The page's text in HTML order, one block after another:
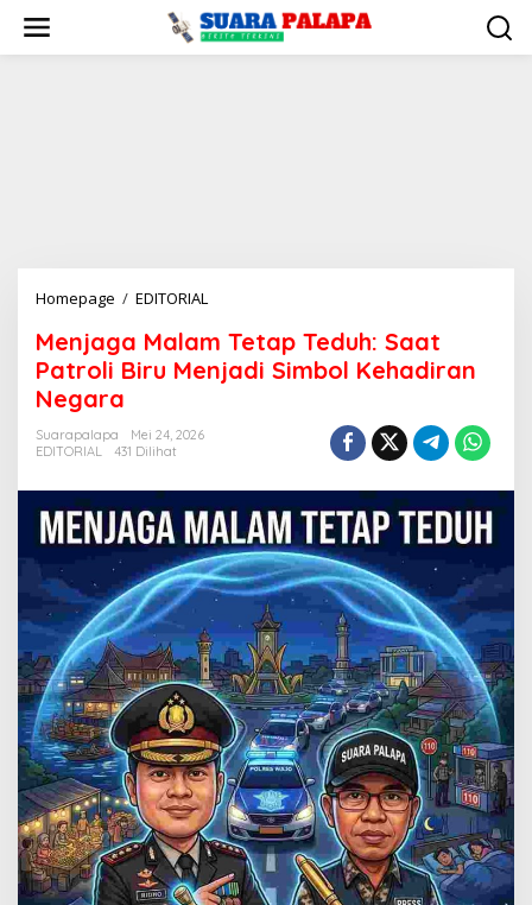
konten
Homepage / EDITORIAL
Tetap
Teduh:
Simbol
Kehadiran
Negara
Menjaga Malam Tetap Teduh: Saat
Patroli Biru Menjadi Simbol Kehadiran
Negara
Suarapalapa
Mei 24, 2026
EDITORIAL
431 Dilihat